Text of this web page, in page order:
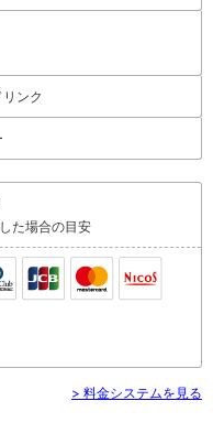
ンク
た場合の目安
> 料金システムを見る